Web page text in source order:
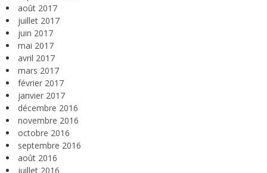
août 2017
juillet 2017
juin 2017
mai 2017
avril 2017
mars 2017
février 2017
janvier 2017
décembre 2016
novembre 2016
octobre 2016
septembre 2016
août 2016
juillet 2016